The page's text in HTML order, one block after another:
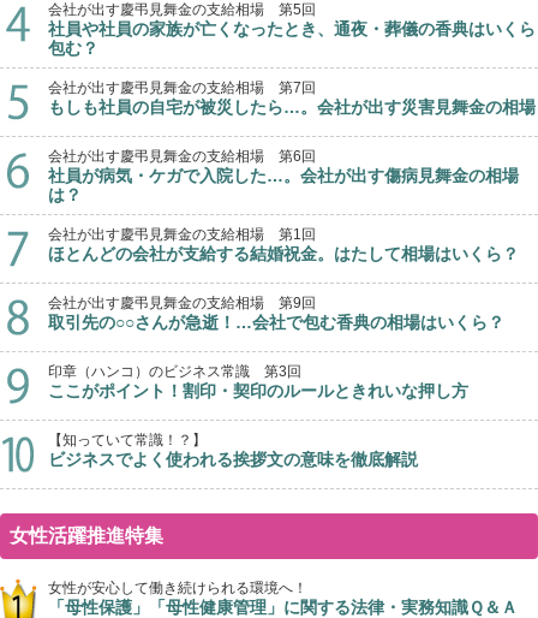
会社が出す慶弔見舞金の支給相場 第5回
社員や社員の家族が亡くなったとき、通夜・葬儀の香典はいくら
包む？
会社が出す慶弔見舞金の支給相場 第7回
もしも社員の自宅が被災したら…。会社が出す災害見舞金の相場
会社が出す慶弔見舞金の支給相場 第6回
社員が病気・ケガで入院した…。会社が出す傷病見舞金の相場
は？
会社が出す慶弔見舞金の支給相場 第1回
ほとんどの会社が支給する結婚祝金。はたして相場はいくら？
会社が出す慶弔見舞金の支給相場 第9回
取引先の○○さんが急逝！…会社で包む香典の相場はいくら？
印章（ハンコ）のビジネス常識 第3回
ここがポイント！割印・契印のルールときれいな押し方
【知っていて常識！？】
ビジネスでよく使われる挨拶文の意味を徹底解説
女性活躍推進特集
女性が安心して働き続けられる環境へ！
「母性保護」「母性健康管理」に関する法律・実務知識Ｑ＆Ａ